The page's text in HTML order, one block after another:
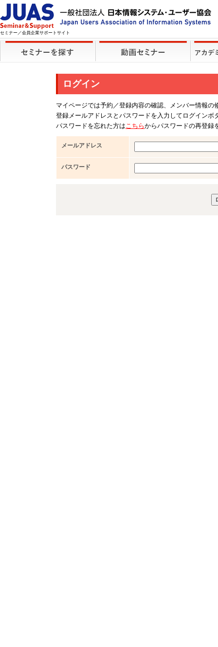
セミナー／会員企業サポートサイト
ログイン
マイページでは予約／登録内容の確認、メンバー情報の
登録メールアドレスとパスワードを入力してログインボ
パスワードを忘れた方はこちらからパスワードの再登録
メールアドレス
パスワード